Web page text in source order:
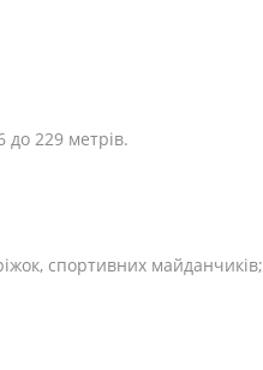
до 229 метрів.
спортивних майданчиків;